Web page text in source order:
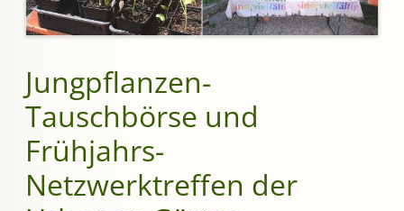
Jungpflanzen-
Tauschbörse und
Frühjahrs-
Netzwerktreffen der